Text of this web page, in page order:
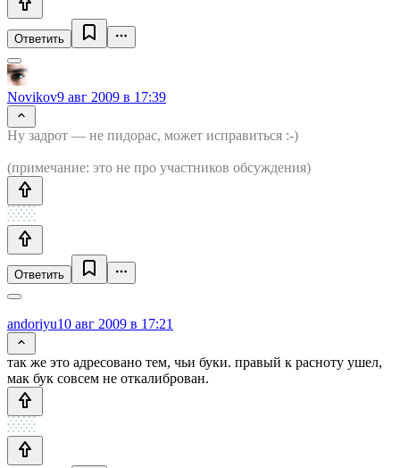
Ответить
Novikov9 авг 2009 в 17:39
Ну задрот — не пидорас, может исправиться :-)
(примечание: это не про участников обсуждения)
Ответить
andoriyu10 авг 2009 в 17:21
так же это адресовано тем, чьи буки. правый к расноту ушел,
мак бук совсем не откалиброван.